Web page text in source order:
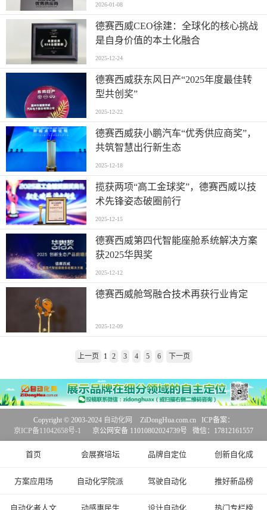
2026-01-08
德赛西威CEO徐建：全球化的核心挑战
是自身价值的本土化融合
2025-12-24
德赛西威获东风日产“2025年度最佳转
型共创奖”
2025-12-22
德赛西威获小鹏汽车“优秀供应商奖”，
共筑智慧出行新生态
2025-12-18
揽获两项“高工金球奖”，德赛西威以技
术先锋姿态破圈前行
2025-12-15
德赛西威第四代智能座舱系统解决方案
获2025华舆奖
2025-12-12
德赛西威舱驾融合技术再获行业肯定
2025-12-09
上一页 1 2 3 4 5 6 下一页
首页 会展赛培坛 品牌自定位 创新自化成
方案应用场 自动化学院派 驾驶自动化 推好新品榜
自动化者人文 动感惠民生 设计自动化 热门专栏榜
Copyright © 2003-2024 自动化网
ZiDongHua.com.cn ICP备案：
京ICP备11042658号-1
京公网安备 11010802024739号 微信：17812161557